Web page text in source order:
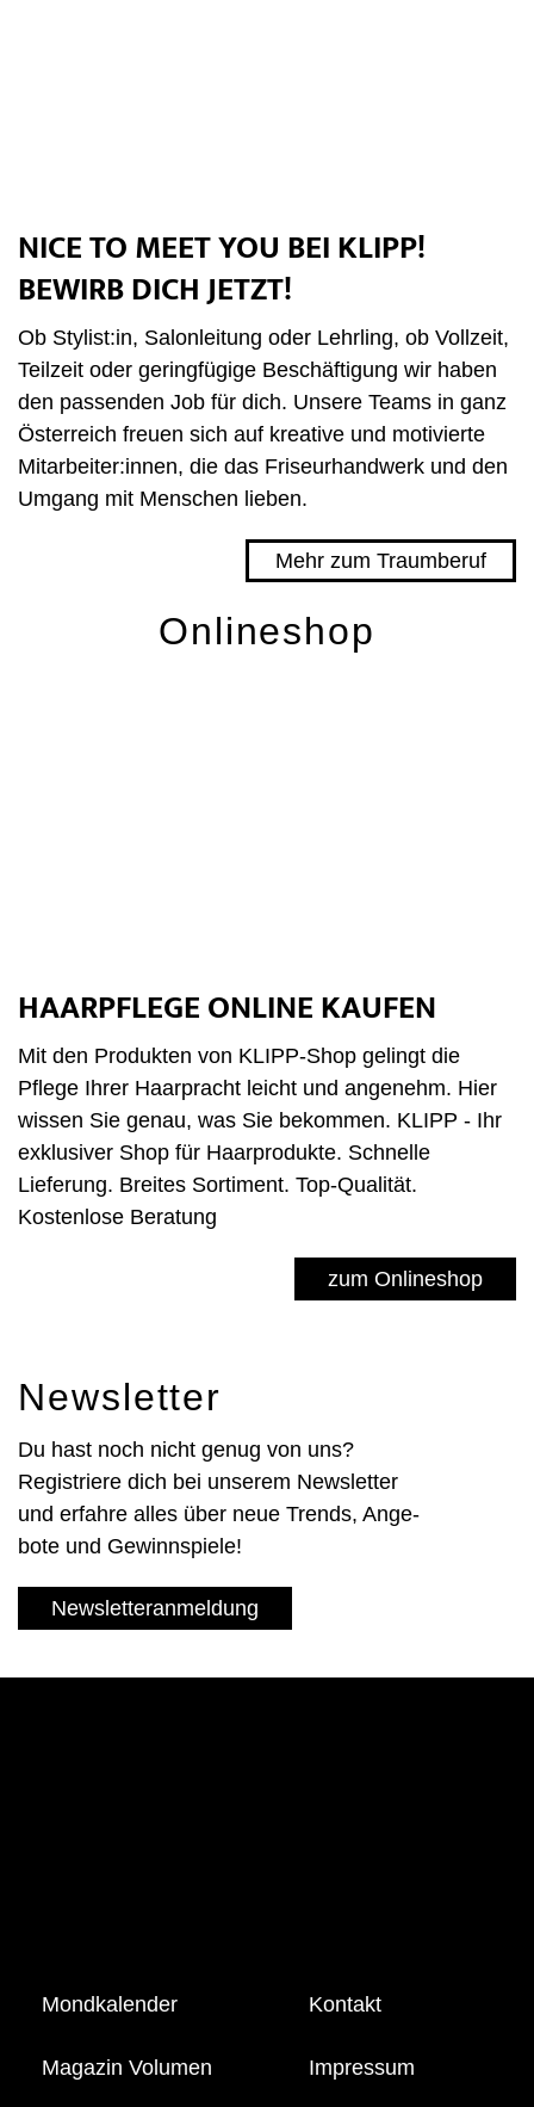
NICE TO MEET YOU BEI KLIPP!
BEWIRB DICH JETZT!
Ob Stylist:in, Salonleitung oder Lehrling, ob Vollzeit,
Teilzeit oder geringfügige Beschäftigung wir haben
den passenden Job für dich. Unsere Teams in ganz
Österreich freuen sich auf kreative und motivierte
Mitarbeiter:innen, die das Friseurhandwerk und den
Umgang mit Menschen lieben.
Mehr zum Traumberuf
Onlineshop
HAARPFLEGE ONLINE KAUFEN
Mit den Produkten von KLIPP-Shop gelingt die
Pflege Ihrer Haarpracht leicht und angenehm. Hier
wissen Sie genau, was Sie bekommen. KLIPP - Ihr
exklusiver Shop für Haarprodukte. Schnelle
Lieferung. Breites Sortiment. Top-Qualität.
Kostenlose Beratung
zum Onlineshop
News­letter
Du hast noch nicht genug von uns?
Registriere dich bei unserem News­letter
und er­fahre alles über neue Trends, Ange­
bote und Gewinn­spiele!
Newsletteranmeldung
Mondkalender
Magazin Volumen
Kontakt
Impressum